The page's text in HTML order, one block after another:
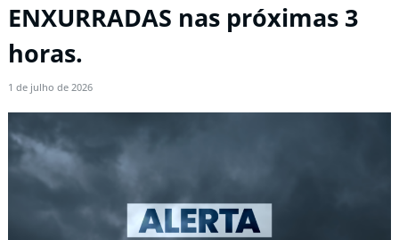
ENXURRADAS nas próximas 3
horas.
1 de julho de 2026